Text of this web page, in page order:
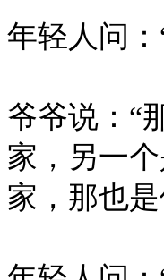
年轻人问
爷爷说：“
家，另一
家，那也